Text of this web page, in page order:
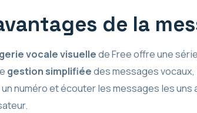
de la
vocale visuellede Free offre une série
gestion simplifiéedes messages
numéro et écouter les messages les